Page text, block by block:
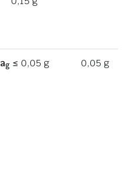
ag≤ 0,05 g 0,05 g